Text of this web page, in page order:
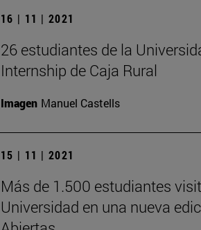
16 | 11 | 2021
26 estudiantes de la
Internship de Caja Rural
Imagen Manuel Castells
15 | 11 | 2021
Más de 1.500 estudiantes
Universidad en una nueva